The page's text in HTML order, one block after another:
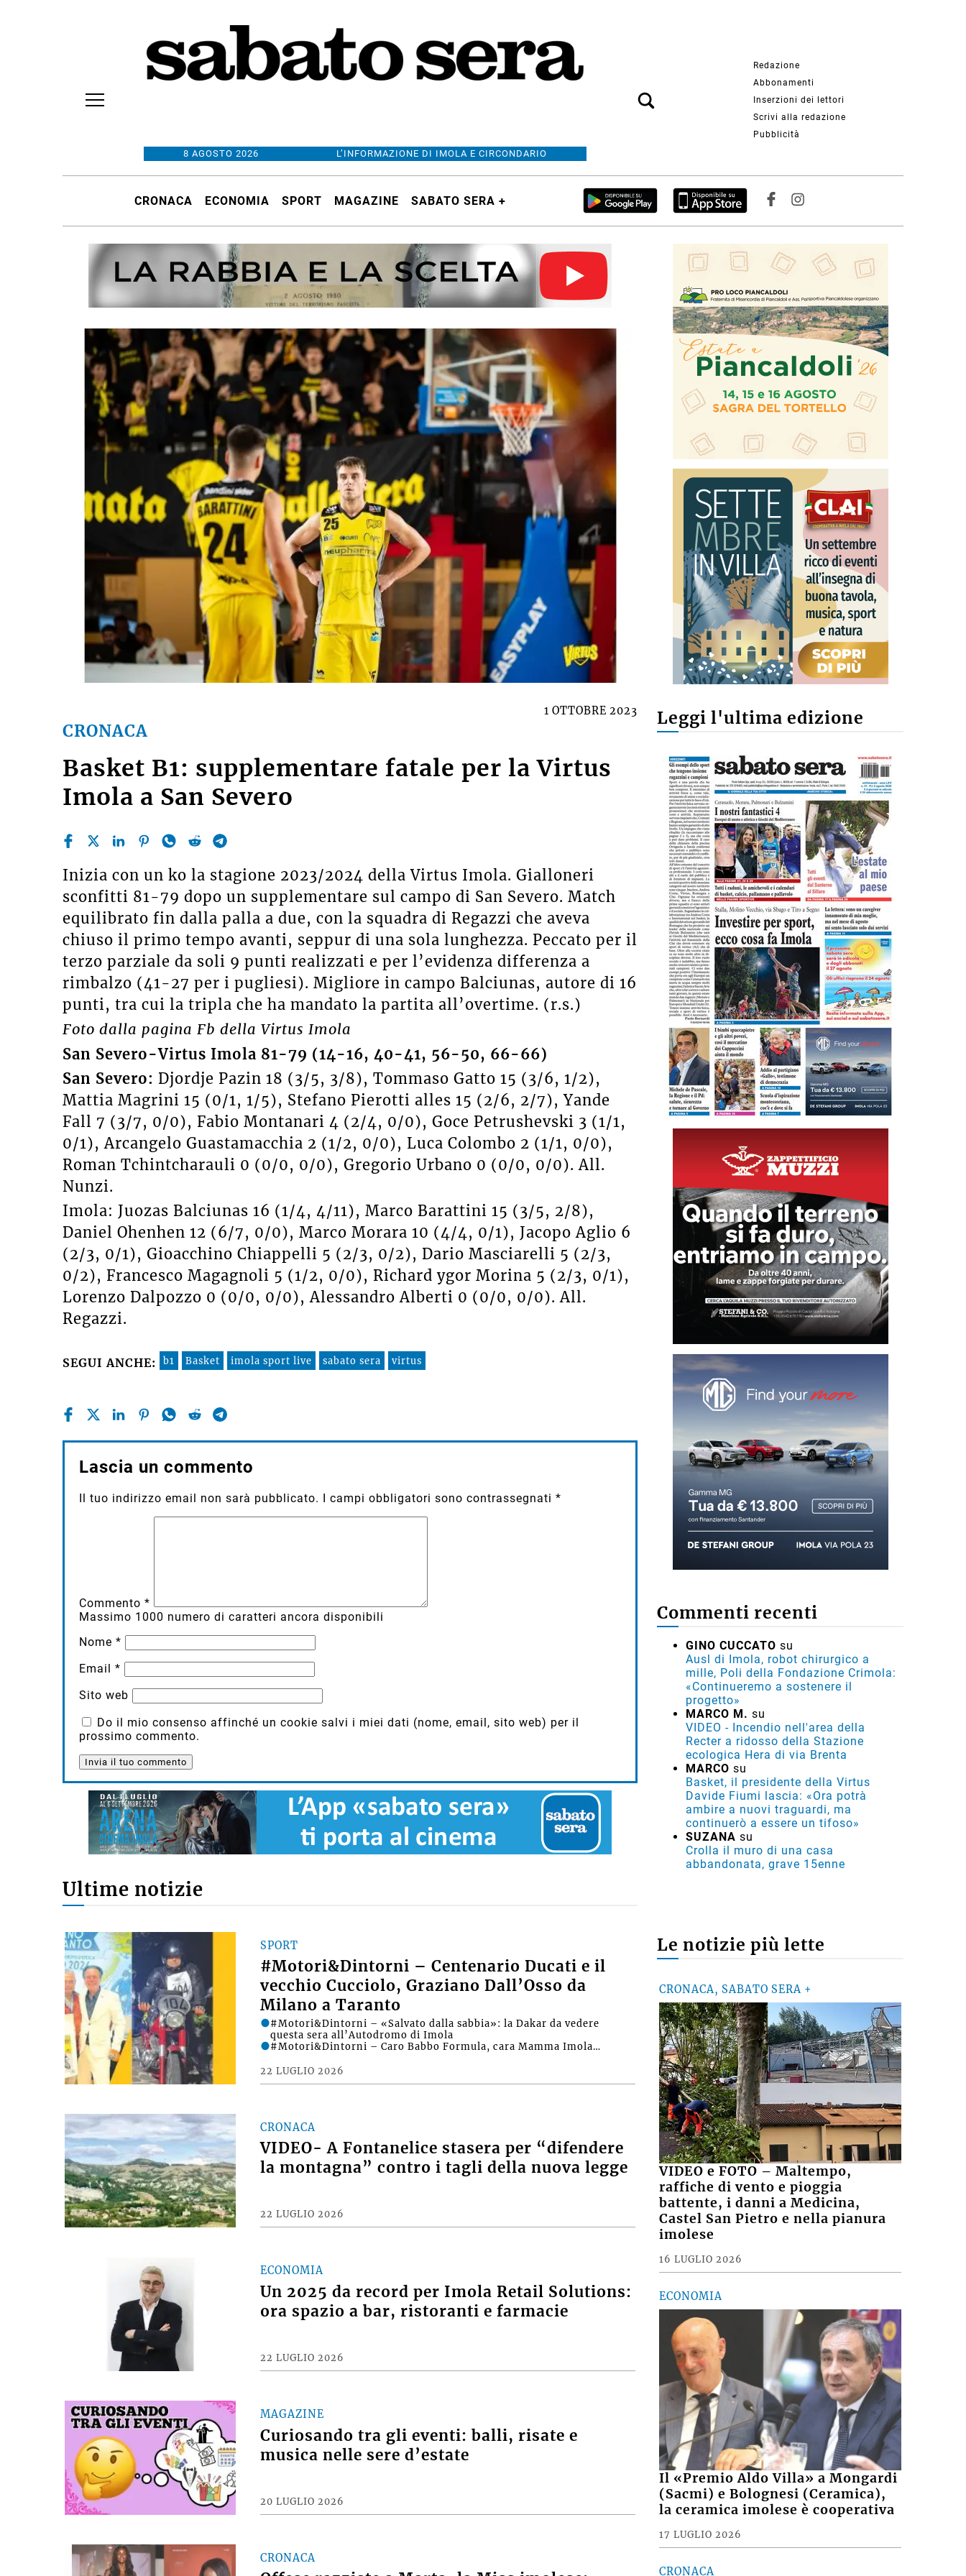
8 AGOSTO 2026 L’INFORMAZIONE DI IMOLA E CIRCONDARIO
Redazione
Abbonamenti
Inserzioni dei lettori
Scrivi alla redazione
Pubblicità
CRONACA ECONOMIA SPORT MAGAZINE SABATO SERA +
CRONACA
1 OTTOBRE 2023
Basket B1: supplementare fatale per la Virtus
Imola a San Severo
Inizia con un ko la stagione 2023/2024 della Virtus Imola. Gialloneri
sconfitti 81-79 dopo un supplementare sul campo di San Severo. Match
equilibrato fin dalla palla a due, con la squadra di Regazzi che aveva
chiuso il primo tempo avanti, seppur di una sola lunghezza. Peccato per il
terzo parziale da soli 9 punti realizzati e per l’evidenza differenza a
rimbalzo (41-27 per i pugliesi). Migliore in campo Balciunas, autore di 16
punti, tra cui la tripla che ha mandato la partita all’overtime. (r.s.)
Foto dalla pagina Fb della Virtus Imola
San Severo-Virtus Imola 81-79 (14-16, 40-41, 56-50, 66-66)
San Severo: Djordje Pazin 18 (3/5, 3/8), Tommaso Gatto 15 (3/6, 1/2),
Mattia Magrini 15 (0/1, 1/5), Stefano Pierotti alles 15 (2/6, 2/7), Yande
Fall 7 (3/7, 0/0), Fabio Montanari 4 (2/4, 0/0), Goce Petrushevski 3 (1/1,
0/1), Arcangelo Guastamacchia 2 (1/2, 0/0), Luca Colombo 2 (1/1, 0/0),
Roman Tchintcharauli 0 (0/0, 0/0), Gregorio Urbano 0 (0/0, 0/0). All.
Nunzi.
Imola: Juozas Balciunas 16 (1/4, 4/11), Marco Barattini 15 (3/5, 2/8),
Daniel Ohenhen 12 (6/7, 0/0), Marco Morara 10 (4/4, 0/1), Jacopo Aglio 6
(2/3, 0/1), Gioacchino Chiappelli 5 (2/3, 0/2), Dario Masciarelli 5 (2/3,
0/2), Francesco Magagnoli 5 (1/2, 0/0), Richard ygor Morina 5 (2/3, 0/1),
Lorenzo Dalpozzo 0 (0/0, 0/0), Alessandro Alberti 0 (0/0, 0/0). All.
Regazzi.
SEGUI ANCHE: b1 Basket imola sport live sabato sera virtus
Lascia un commento
Il tuo indirizzo email non sarà pubblicato. I campi obbligatori sono contrassegnati *
Commento *
Massimo 1000 numero di caratteri ancora disponibili
Nome *
Email *
Sito web
Do il mio consenso affinché un cookie salvi i miei dati (nome, email, sito web) per il
prossimo commento.
Ultime notizie
SPORT
#Motori&Dintorni – Centenario Ducati e il
vecchio Cucciolo, Graziano Dall’Osso da
Milano a Taranto
22 LUGLIO 2026
#Motori&Dintorni – «Salvato dalla sabbia»: la Dakar da vedere
questa sera all’Autodromo di Imola
#Motori&Dintorni – Caro Babbo Formula, cara Mamma Imola…
CRONACA
VIDEO- A Fontanelice stasera per “difendere
la montagna” contro i tagli della nuova legge
22 LUGLIO 2026
ECONOMIA
Un 2025 da record per Imola Retail Solutions:
ora spazio a bar, ristoranti e farmacie
22 LUGLIO 2026
MAGAZINE
Curiosando tra gli eventi: balli, risate e
musica nelle sere d’estate
20 LUGLIO 2026
CRONACA
Leggi l'ultima edizione
Commenti recenti
GINO CUCCATO su
Ausl di Imola, robot chirurgico a
mille, Poli della Fondazione Crimola:
«Continueremo a sostenere il
progetto»
MARCO M. su
VIDEO - Incendio nell'area della
Recter a ridosso della Stazione
ecologica Hera di via Brenta
MARCO su
Basket, il presidente della Virtus
Davide Fiumi lascia: «Ora potrà
ambire a nuovi traguardi, ma
continuerò a essere un tifoso»
SUZANA su
Crolla il muro di una casa
abbandonata, grave 15enne
Le notizie più lette
CRONACA, SABATO SERA +
VIDEO e FOTO – Maltempo,
raffiche di vento e pioggia
battente, i danni a Medicina,
Castel San Pietro e nella pianura
imolese
16 LUGLIO 2026
ECONOMIA
Il «Premio Aldo Villa» a Mongardi
(Sacmi) e Bolognesi (Ceramica),
la ceramica imolese è cooperativa
17 LUGLIO 2026
CRONACA